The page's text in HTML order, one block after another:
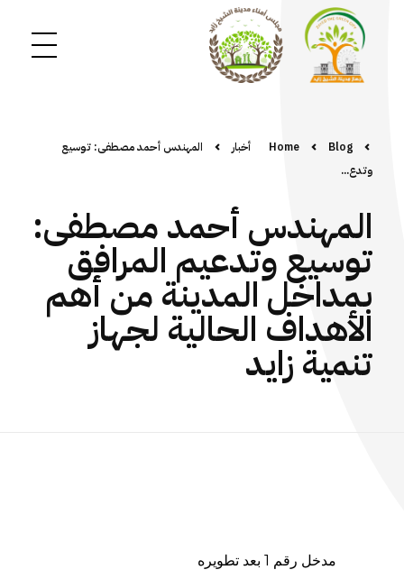
Home Blog أخبار
المهندس أحمد مصطفى: توسيع
وتدع...
المهندس أحمد مصطفى:
توسيع وتدعيم المرافق
بمداخل المدينة من أهم
الأهداف الحالية لجهاز
تنمية زايد
مدخل رقم 1 بعد تطويره